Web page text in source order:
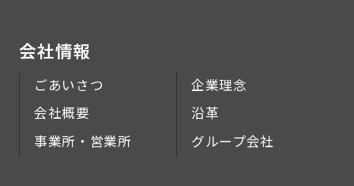
会社情報
ごあいさつ
企業理念
会社概要
沿革
事業所・営業所
グループ会社